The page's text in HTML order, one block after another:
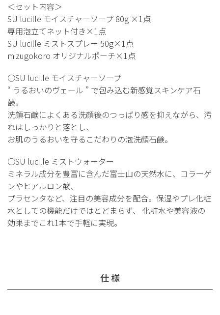
＜セット内容＞
SU lucille モイスチャーソープ 80g ×1点
専用泡立てネット付き×1点
SU lucille ミストスプレー 50g×1点
mizugokoro オリジナルポーチ×1点
○SU lucille モイスチャーソープ
“ うるおいのヴェール ” で包み込む新感覚スキンケア石
鹸。
洗顔石鹸によくある洗顔後のつっぱり感を抑えながら、汚
れはしっかりと落とし、
お肌のうるおいを守るこだわりの泡洗顔石鹸。
○SU lucille ミストウォーター
ミネラル成分を豊富に含んだ富士山の天然水に、コラーゲ
ンやヒアルロン酸、
プラセンタなど、注目の美容成分を配合。保湿やプレ化粧
水としての機能だけではとどまらず、 化粧水や美容液の
効果までこれ1本で手軽に実現。
仕 様